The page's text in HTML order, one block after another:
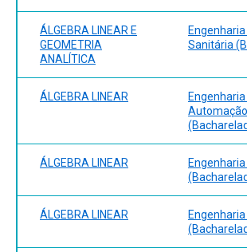
ÁLGEBRA LINEAR E
GEOMETRIA
ANALÍTICA
Sanitária
ÁLGEBRA LINEAR
Automação
ÁLGEBRA LINEAR
ÁLGEBRA LINEAR
Engenharia